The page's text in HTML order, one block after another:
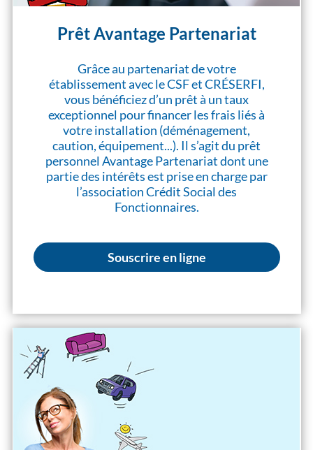
Prêt Avantage Partenariat
Grâce au partenariat de votre
établissement avec le CSF et CRÉSERFI,
vous bénéficiez d’un prêt à un taux
exceptionnel pour financer les frais liés à
votre installation (déménagement,
caution, équipement...). Il s’agit du prêt
personnel Avantage Partenariat dont une
partie des intérêts est prise en charge par
l’association Crédit Social des
Fonctionnaires.
Souscrire en ligne